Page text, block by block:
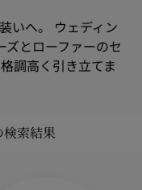
いへ。 ウェディン
とローファーのセ
調高く引き立てま
検索結果